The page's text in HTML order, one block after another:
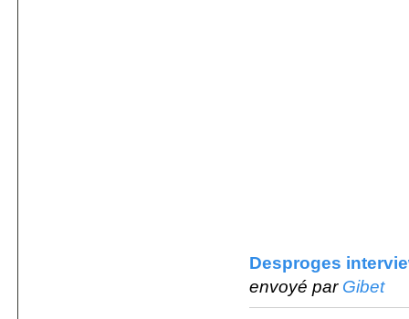
Desproges
envoyé par Gibet